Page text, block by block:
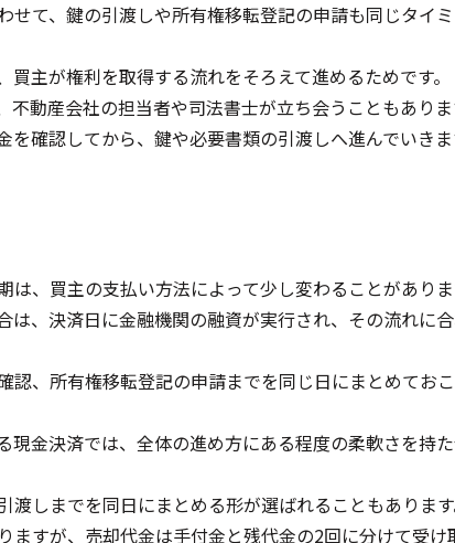
せて、鍵の引渡しや所有権移転登記の申請も同じタイ
主が権利を取得する流れをそろえて進めるためです。
動産会社の担当者や司法書士が立ち会うこともありま
確認してから、鍵や必要書類の引渡しへ進んでいきま
、買主の支払い方法によって少し変わることがありま
は、決済日に金融機関の融資が実行され、その流れに
認、所有権移転登記の申請までを同じ日にまとめてお
現金決済では、全体の進め方にある程度の柔軟さを持
しまでを同日にまとめる形が選ばれることもあります
ますが、売却代金は手付金と残代金の2回に分けて受け